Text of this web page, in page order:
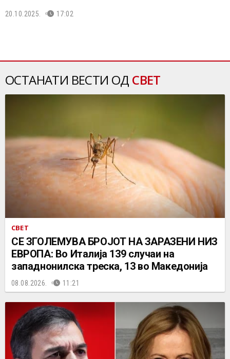
20.10.2025. 17:02
ОСТАНАТИ ВЕСТИ ОД СВЕТ
СВЕТ
СЕ ЗГОЛЕМУВА БРОЈОТ НА ЗАРАЗЕНИ НИЗ
ЕВРОПА: Во Италија 139 случаи на
западнонилска треска, 13 во Македонија
08.08.2026. 11:21